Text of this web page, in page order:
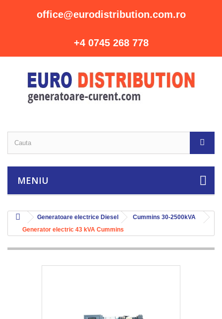
office@eurodistribution.com.ro
+4 0745 268 778
MENIU
Generatoare electrice Diesel
Cummins 30-2500kVA
Generator electric 43 kVA Cummins